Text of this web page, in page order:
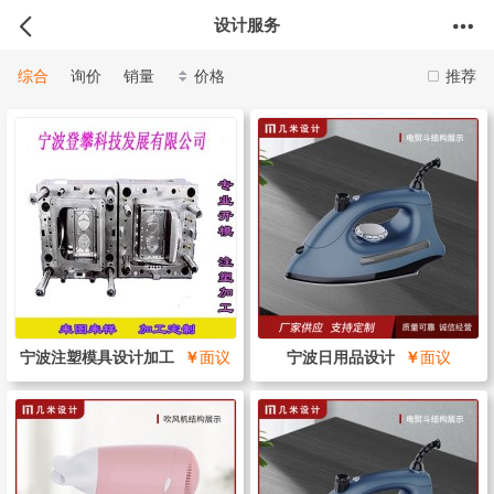
设计服务
推荐
综合 询价 销量 价格
宁波注塑模具设计加工 ￥面议 宁波日用品设计 ￥面议